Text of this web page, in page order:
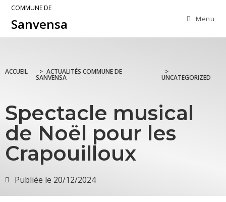
COMMUNE DE
Sanvensa Menu
ACCUEIL > ACTUALITÉS COMMUNE DE
SANVENSA
>
UNCATEGORIZED
Spectacle musical
de Noël pour les
Crapouilloux
Publiée le 20/12/2024